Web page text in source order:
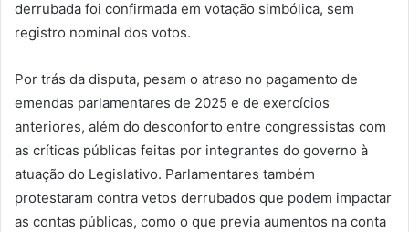
derrubada foi confirmada em votação simbólica, sem
registro nominal dos votos.
Por trás da disputa, pesam o atraso no pagamento de
emendas parlamentares de 2025 e de exercícios
anteriores, além do desconforto entre congressistas com
as críticas públicas feitas por integrantes do governo à
atuação do Legislativo. Parlamentares também
protestaram contra vetos derrubados que podem impactar
as contas públicas, como o que previa aumentos na conta